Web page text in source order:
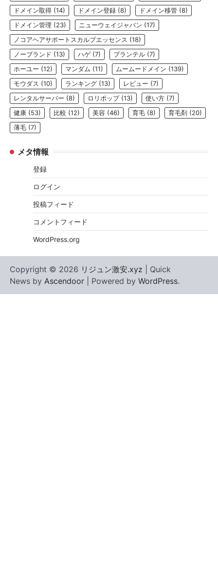
ドメイン取得 (14) ドメイン登録 (8) ドメイン移管 (8)
ドメイン管理 (23) ニューウェイジャパン (17)
ノコアヘアサポートスカルプエッセンス (18)
ノーブランド (13) ハゲ (7) プランテル (7)
ホーユー (12) マンダム (11) ムームードメイン (139)
モウダス (10) ランキング (13) レビュー (7)
レンタルサーバー (8) ロリポップ(13) 使い方 (7)
健康 (53) 比較 (12) 美容 (46) 育毛 (8) 育毛剤 (20)
薄毛 (7)
メタ情報
登録
ログイン
投稿フィード
コメントフィード
WordPress.org
Copyright © 2026 リジュン激安.xyz | Quick
News by Ascendoor | Powered by WordPress.